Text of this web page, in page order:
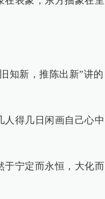
知新，推陈出新”讲的
人得几日闲画自己心中
于宁定而永恒，大化而